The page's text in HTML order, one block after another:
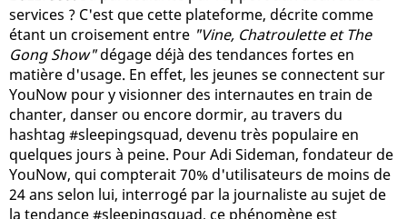
services ? C'est que cette plateforme, décrite comme
étant un croisement entre "Vine, Chatroulette et The
Gong Show"dégage déjà des tendances fortes en
matière d'usage. En effet, les jeunes se connectent sur
YouNow pour y visionner des internautes en train de
chanter, danser ou encore dormir, au travers du
hashtag #sleepingsquad, devenu très populaire en
quelques jours à peine. Pour Adi Sideman, fondateur de
YouNow, qui compterait 70% d'utilisateurs de moins de
24 ans selon lui, interrogé par la journaliste au sujet de
la tendance #sleepingsquad, ce phénomène est